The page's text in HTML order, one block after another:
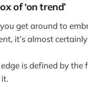
of ‘on trend’
get around to
it’s almost
is defined by